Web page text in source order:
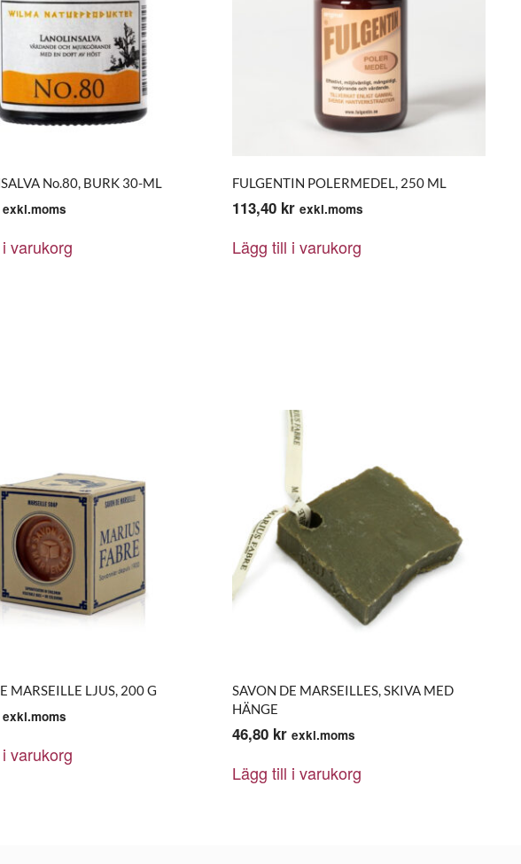
No.80, BURK 30-ML
exkl.moms
varukorg
FULGENTIN POLERMEDEL, 250 ML
113,40 kr exkl.moms
Lägg till i varukorg
MARSEILLE LJUS, 200 G
exkl.moms
varukorg
SAVON DE MARSEILLES, SKIVA MED
HÄNGE
46,80 kr exkl.moms
Lägg till i varukorg